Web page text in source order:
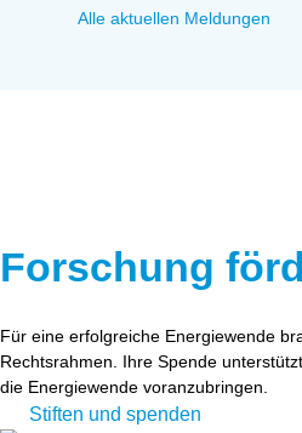
Alle aktuellen Meldungen
Forschung
Für eine erfolgreiche Energiewende
Rechtsrahmen. Ihre Spende
die Energiewende voranzubringen.
Stiften und spenden